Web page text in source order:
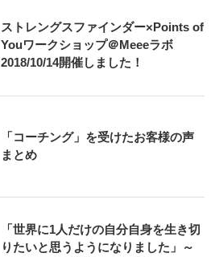
ストレングスファインダー×Points of
Youワークショップ＠Meeeラボ
2018/10/14開催しました！
「コーチング」を受けたお客様の声
まとめ
「世界に1人だけの自分自身を生き切
りたいと思うようになりました」～